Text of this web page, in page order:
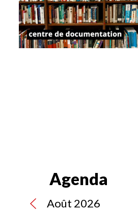
Agenda
Août 2026